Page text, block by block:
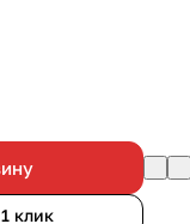
клик